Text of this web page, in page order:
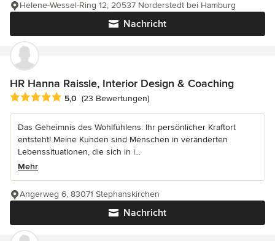
Nachricht
Helene-Wessel-Ring 12, 20537 Norderstedt bei Hamburg
HR Hanna Raissle, Interior Design & Coaching
Durchschnittliche Bewertung: 5 von 5 Sternen
5,0 (23 Bewertungen)
Das Geheimnis des Wohlfühlens: Ihr persönlicher Kraftort
entsteht! Meine Kunden sind Menschen in veränderten
Lebenssituationen, die sich in i...
Mehr
Nachricht
Angerweg 6, 83071 Stephanskirchen